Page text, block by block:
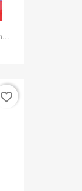
favorite_border